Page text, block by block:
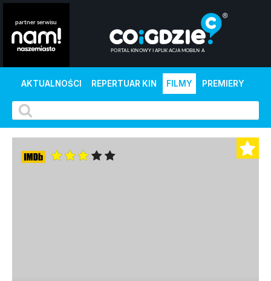
AKTUALNOŚCI REPERTUAR KIN FILMY PREMIERY